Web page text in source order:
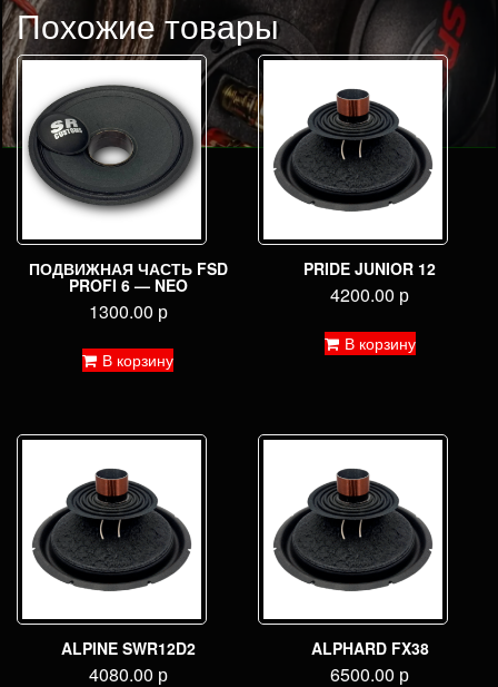
Похожие товары
ПОДВИЖНАЯ ЧАСТЬ FSD
PROFI 6 — NEO
1300.00 р
В корзину
PRIDE JUNIOR 12
4200.00 р
В корзину
ALPINE SWR12D2
4080.00 р
ALPHARD FX38
6500.00 р